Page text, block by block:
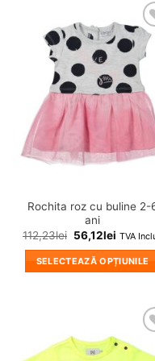
❤
in
Rochita roz cu buline 2-
ani
112,23lei 56,12lei TVA
SELECTEAZĂ OPȚIUNILE
multe